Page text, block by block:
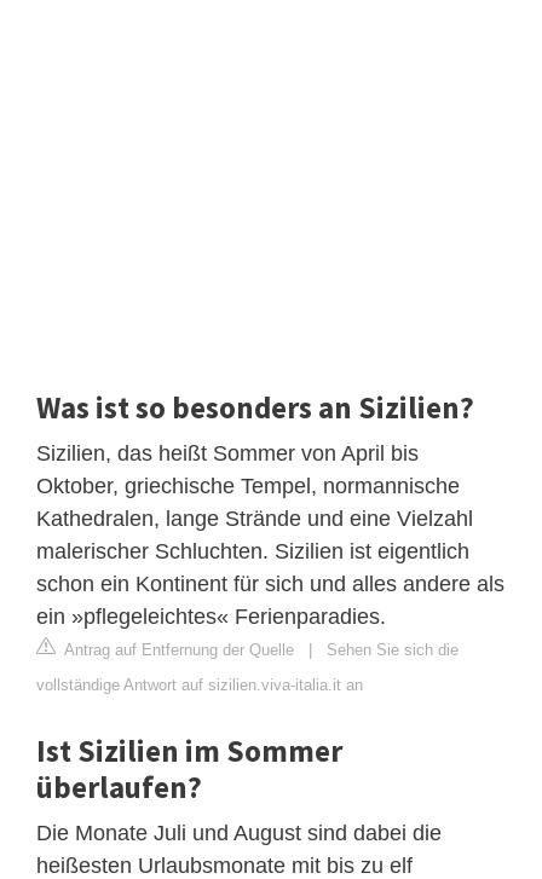
Was ist so besonders an Sizilien?
Sizilien, das heißt Sommer von April bis
Oktober, griechische Tempel, normannische
Kathedralen, lange Strände und eine Vielzahl
malerischer Schluchten. Sizilien ist eigentlich
schon ein Kontinent für sich und alles andere als
ein »pflegeleichtes« Ferienparadies.
Antrag auf Entfernung der Quelle | Sehen Sie sich die
vollständige Antwort auf sizilien.viva-italia.it an
Ist Sizilien im Sommer
überlaufen?
Die Monate Juli und August sind dabei die
heißesten Urlaubsmonate mit bis zu elf